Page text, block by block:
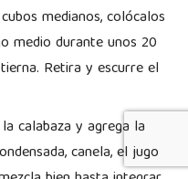
medianos, colócalos
medio durante unos 20
Retira y escurre el
calabaza y agrega la
canela, el jugo